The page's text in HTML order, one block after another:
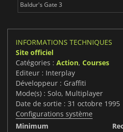
Baldur's Gate 3
INFORMATIONS TECHNIQUES
Site officiel
Catégories : Action, Courses
Editeur : Interplay
Développeur : Graffiti
Mode(s) : Solo, Multiplayer
Date de sortie : 31 octobre 1995
Configurations système
Minimum